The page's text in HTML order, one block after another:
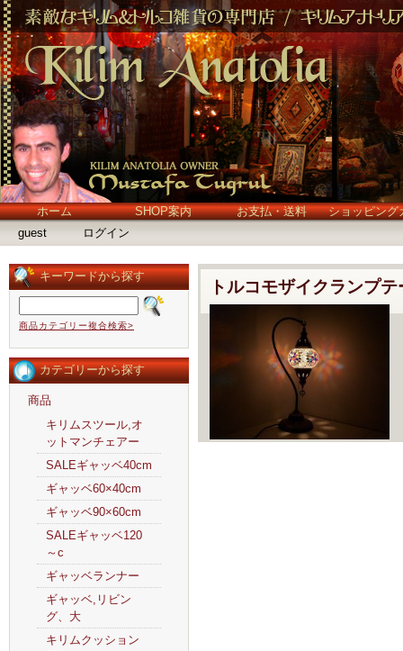
ホーム SHOP案内 お支払・送料
ショッピング
guest
ログイン
キーワードから探す
商品カテゴリー複合検索>
カテゴリーから探す
商品
キリムスツール,オ
ットマンチェアー
SALEギャッベ40cm
ギャッベ60×40cm
ギャッベ90×60cm
SALEギャッベ120
～c
ギャッベランナー
ギャッベ,リビン
グ、大
キリムクッション
トルコモザイクランプ